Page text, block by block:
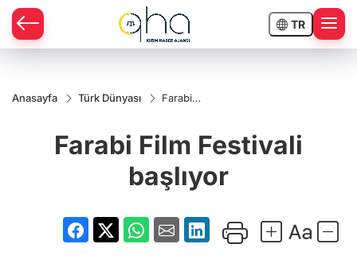
TR
Anasayfa Türk Dünyası
Farabi
başlıyor
Farabi Film Festivali
başlıyor